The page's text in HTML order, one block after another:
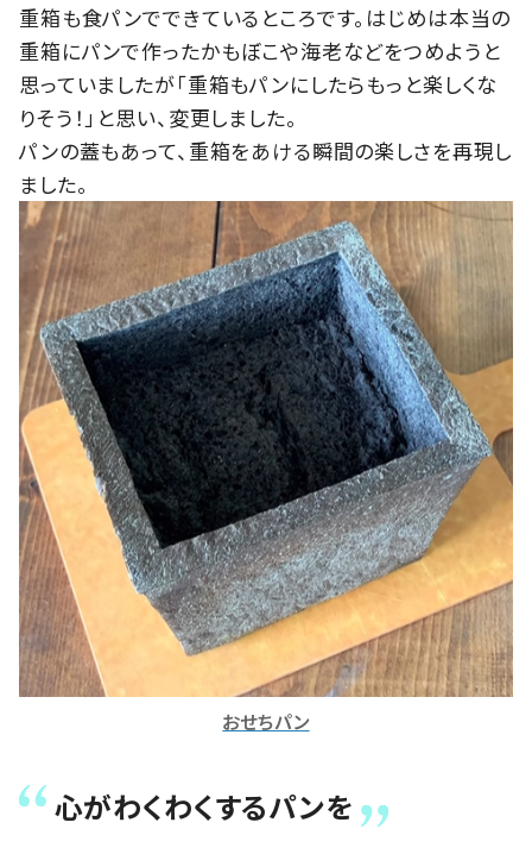
重箱も食パンでできているところです。はじめは本当の
重箱にパンで作ったかもぼこや海老などをつめようと
思っていましたが「重箱もパンにしたらもっと楽しくな
りそう！」と思い、変更しました。
パンの蓋もあって、重箱をあける瞬間の楽しさを再現し
ました。
おせちパン
心がわくわくするパンを